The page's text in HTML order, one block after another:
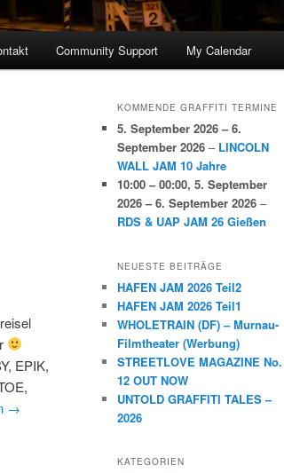
Community Support My Calendar
EPIK,
→
KOMMENDE GRAFFITI TERMINE
5. September 2026 – 6.
September 2026 – LINCOLN
WALL JAM 10 Jahre
10:00 – 00:00, 5. September
2026 – 6. September 2026 –
RDS & UAP JAM 26 Gießen
NEUESTE BEITRÄGE
HAFEN JAM 2026 Teil2
HAFEN JAM 2026 Teil1
WHOLETRAIN (DF) – Murnau-
Filmtheater (Werbung)
STREETLOVE MAGAZINE No.
12 OUT NOW
UNTOLD GRAFFITI TALES –
2026
KATEGORIEN